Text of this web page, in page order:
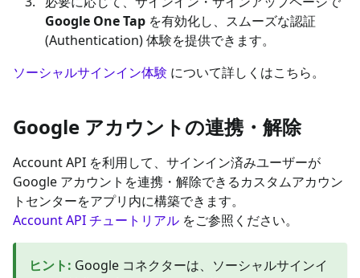
Google One Tap を有効化し、スムーズな認証
(Authentication) 体験を提供できます。
ソーシャルサインイン体験 について詳しくはこちら。
Google アカウントの連携・解除
Account API を利用して、サインイン済みユーザーが
Google アカウントを連携・解除できるカスタムアカウン
トセンターをアプリ内に構築できます。
Account API チュートリアル をご参照ください。
ヒント: Google コネクターは、ソーシャルサインイ